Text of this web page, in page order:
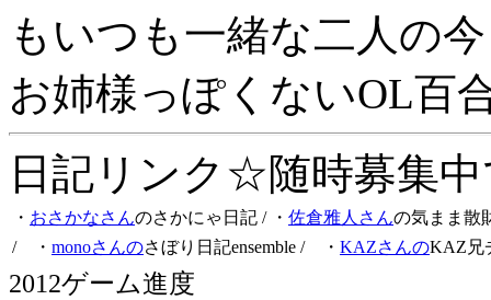
もいつも一緒な二人の
お姉様っぽくないOL百
日記リンク☆随時募集
・ おさかなさんのさかにゃ日記 / ・ 佐倉雅人さんの気まま散
/ ・ monoさんのさぼり日記ensemble / ・ KAZさんのKAZ兄
2012ゲーム進度